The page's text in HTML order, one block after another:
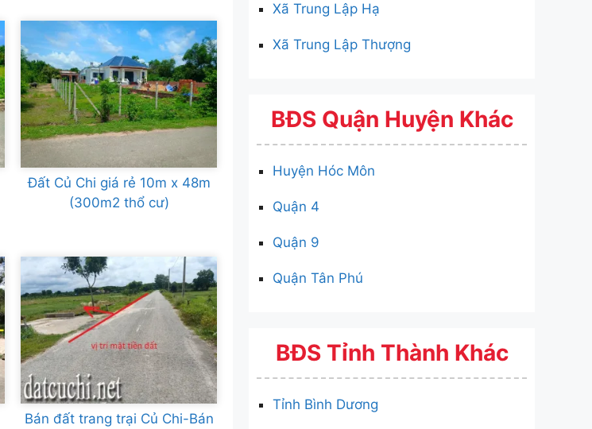
Đất Củ Chi giá rẻ 10m x 48m
(300m2 thổ cư)
Bán đất trang trại Củ Chi-Bán
Xã Trung Lập Hạ
Xã Trung Lập Thượng
BĐS Quận Huyện Khác
Huyện Hóc Môn
Quận 4
Quận 9
Quận Tân Phú
BĐS Tỉnh Thành Khác
Tỉnh Bình Dương